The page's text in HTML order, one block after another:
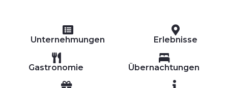
Unternehmungen Erlebnisse
Gastronomie Übernachtungen